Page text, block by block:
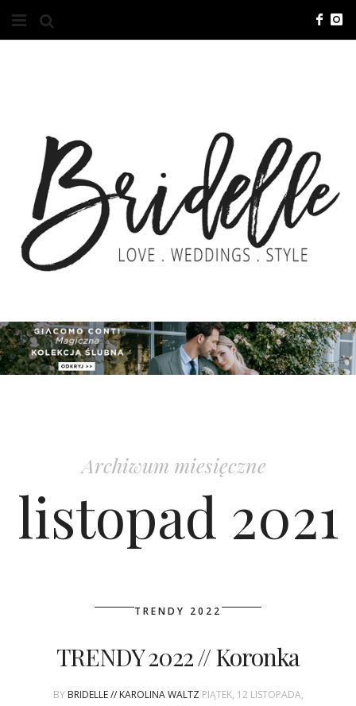
O NAS
KONTAKT
REKLAMA
ADVERTISING
ZGŁOSZENIA
KSIĄŻKI BRIDELLE
Archiwum miesięczne
listopad 2021
TRENDY 2022
TRENDY 2022 // Koronka
BY BRIDELLE // KAROLINA WALTZ PIĄTEK, 12 LISTOPADA,